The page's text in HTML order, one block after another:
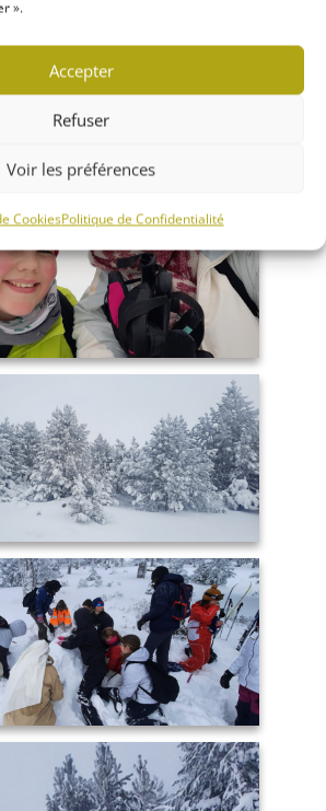
».
Accepter
Refuser
Voir les préférences
CookiesPolitique de Confidentialité